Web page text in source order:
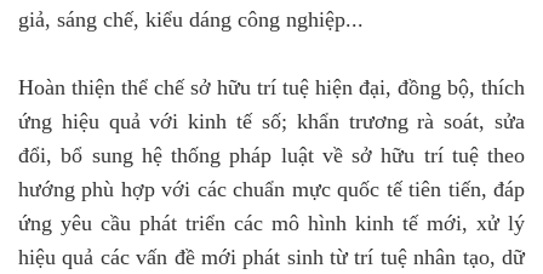
giả, sáng chế, kiểu dáng công nghiệp...
Hoàn thiện thể chế sở hữu trí tuệ hiện đại, đồng bộ, thích
ứng hiệu quả với kinh tế số; khẩn trương rà soát, sửa
đổi, bổ sung hệ thống pháp luật về sở hữu trí tuệ theo
hướng phù hợp với các chuẩn mực quốc tế tiên tiến, đáp
ứng yêu cầu phát triển các mô hình kinh tế mới, xử lý
hiệu quả các vấn đề mới phát sinh từ trí tuệ nhân tạo, dữ